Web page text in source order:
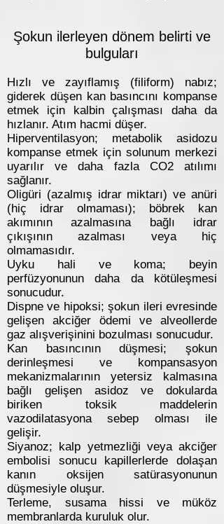
Şokun ilerleyen dönem belirti ve
bulguları
Hızlı ve zayıflamış (filiform) nabız;
giderek düşen kan basıncını kompanse
etmek için kalbin çalışması daha da
hızlanır. Atım hacmi düşer.
Hiperventilasyon; metabolik asidozu
kompanse etmek için solunum merkezi
uyarılır ve daha fazla CO2 atılımı
sağlanır.
Oligüri (azalmış idrar miktarı) ve anüri
(hiç idrar olmaması); böbrek kan
akımının azalmasına bağlı idrar
çıkışının azalması veya hiç
olmamasıdır.
Uyku hali ve koma; beyin
perfüzyonunun daha da kötüleşmesi
sonucudur.
Dispne ve hipoksi; şokun ileri evresinde
gelişen akciğer ödemi ve alveollerde
gaz alışverişinini bozulması sonucudur.
Kan basıncının düşmesi; şokun
derinleşmesi ve kompansasyon
mekanizmalarının yetersiz kalmasına
bağlı gelişen asidoz ve dokularda
biriken toksik maddelerin
vazodilatasyona sebep olması ile
gelişir.
Siyanoz; kalp yetmezliği veya akciğer
embolisi sonucu kapillerlerde dolaşan
kanın oksijen satürasyonunun
düşmesiyle oluşur.
Terleme, susama hissi ve müköz
membranlarda kuruluk olur.